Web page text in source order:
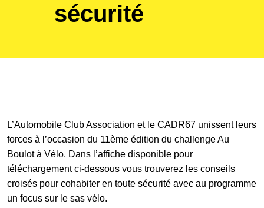
Inscription
Galerie photos
Résultats
sécurité
L’Automobile Club Association et le CADR67 unissent leurs
forces à l’occasion du 11ème édition du challenge Au
Boulot à Vélo. Dans l’affiche disponible pour
téléchargement ci-dessous vous trouverez les conseils
croisés pour cohabiter en toute sécurité avec au programme
un focus sur le sas vélo.